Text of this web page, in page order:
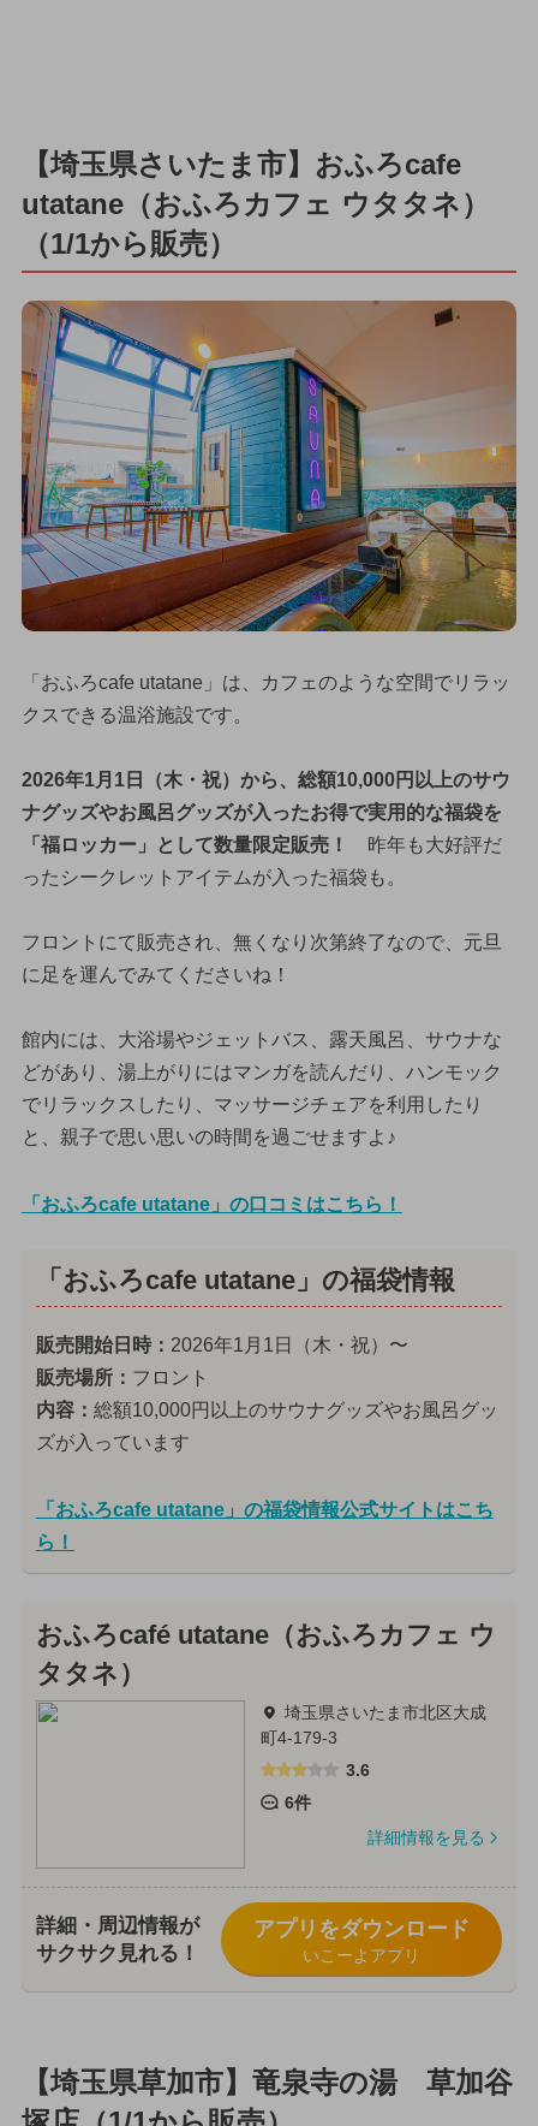
【埼玉県さいたま市】おふろcafe
utatane（おふろカフェ ウタタネ）
（1/1から販売）
「おふろcafe utatane」は、カフェのような空間でリラッ
クスできる温浴施設です。
2026年1月1日（木・祝）から、総額10,000円以上のサウ
ナグッズやお風呂グッズが入ったお得で実用的な福袋を
「福ロッカー」として数量限定販売！
昨年も大好評だ
ったシークレットアイテムが入った福袋も。
フロントにて販売され、無くなり次第終了なので、元旦
に足を運んでみてくださいね！
館内には、大浴場やジェットバス、露天風呂、サウナな
どがあり、湯上がりにはマンガを読んだり、ハンモック
でリラックスしたり、マッサージチェアを利用したり
と、親子で思い思いの時間を過ごせますよ♪
「おふろcafe utatane」の口コミはこちら！
「おふろcafe utatane」の福袋情報
販売開始日時： 2026年1月1日（木・祝）〜
販売場所： フロント
内容： 総額10,000円以上のサウナグッズやお風呂グッ
ズが入っています
「おふろcafe utatane」の福袋情報公式サイトはこち
ら！
おふろcafé utatane（おふろカフェ ウ
タタネ）
埼玉県さいたま市北区大成
町4-179-3
3.6
6件
詳細情報を見る
詳細・周辺情報が
サクサク見れる！
アプリをダウンロード
いこーよアプリ
【埼玉県草加市】竜泉寺の湯 草加谷